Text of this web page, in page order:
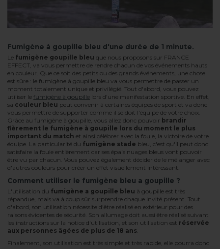
Fumigène à goupille bleu d'une durée de 1 minute.
Le fumigène goupille bleu que nous proposons sur FRANCE
EFFECT, va vous permettre de rendre chacun de vos événements hauts
en couleur. Que ce soit des petits ou des grands événements, une chose
est sûre : le fumigène à goupille bleu va vous permettre de passer un
moment totalement unique et privilégié. Tout d'abord, vous pouvez
utiliser le fumigène à goupille lors d'une manifestation sportive. En effet,
sa couleur bleu peut convenir à certaines équipes de sport et va donc
vous permettre de supporter comme il se doit l'équipe de votre choix.
Grâce au fumigène à goupille, vous allez donc pouvoir brandir
fièrement le fumigène à goupille lors du moment le plus
important du match et ainsi célébrer avec la foule, la victoire de votre
équipe. La particularité du fumigène stade bleu, c'est qu'il peut donc
satisfaire la foule entièrement car ses épais nuages bleus vont pouvoir
être vu par chacun. Vous pouvez également décider de le mélanger avec
d'autres couleurs pour créer un effet visuellement intéressant.
Comment utiliser le fumigène bleu a goupille ?
L'utilisation du fumigène a goupille bleu à goupille est très
répandue, mais va à coup sûr surprendre chaque invité présent. Tout
d'abord, son utilisation nécessite d'être réalisé en extérieur pour des
raisons évidentes de sécurité. Son allumage doit aussi être réalisé suivant
les instructions sur la notice d'utilisation, et son utilisation est réservée
aux personnes âgées de plus de 18 ans
Finalement, son utilisation est très simple et très rapide, elle pourra donc